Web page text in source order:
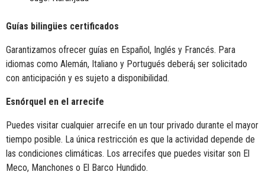
Guías bilingües certificados
Garantizamos ofrecer guías en Español, Inglés y Francés. Para
idiomas como Alemán, Italiano y Portugués deberá¡ ser solicitado
con anticipación y es sujeto a disponibilidad.
Esnórquel en el arrecife
Puedes visitar cualquier arrecife en un tour privado durante el mayor
tiempo posible. La única restricción es que la actividad depende de
las condiciones climáticas. Los arrecifes que puedes visitar son El
Meco, Manchones o El Barco Hundido.